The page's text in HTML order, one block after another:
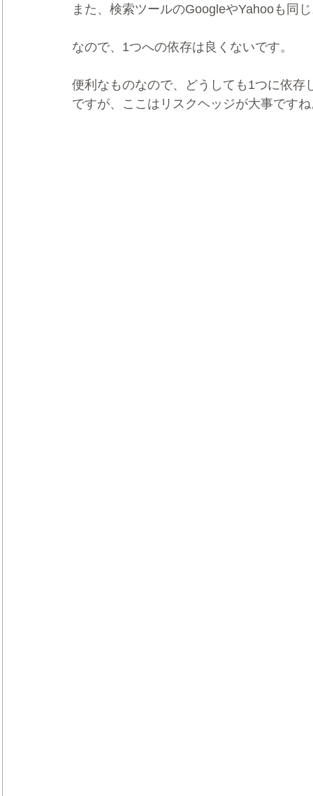
また、検索ツールのGoogleやYahooも同
なので、1つへの依存は良くないです。
便利なものなので、どうしても1つに依存
ですが、ここはリスクヘッジが大事です